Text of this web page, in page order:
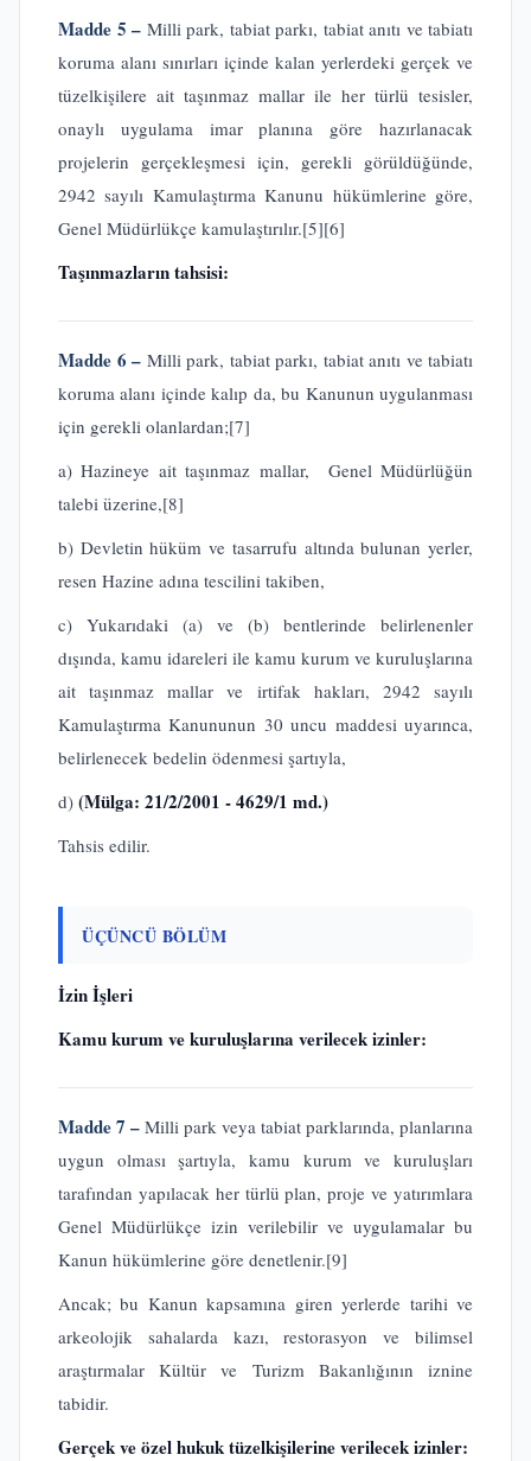
Madde 5 – Milli park, tabiat parkı, tabiat anıtı ve tabiatı
koruma alanı sınırları içinde kalan yerlerdeki gerçek ve
tüzelkişilere ait taşınmaz mallar ile her türlü tesisler,
onaylı uygulama imar planına göre hazırlanacak
projelerin gerçekleşmesi için, gerekli görüldüğünde,
2942 sayılı Kamulaştırma Kanunu hükümlerine göre,
Genel Müdürlükçe kamulaştırılır.[5][6]
Taşınmazların tahsisi:
Madde 6 – Milli park, tabiat parkı, tabiat anıtı ve tabiatı
koruma alanı içinde kalıp da, bu Kanunun uygulanması
için gerekli olanlardan;[7]
a) Hazineye ait taşınmaz mallar, Genel Müdürlüğün
talebi üzerine,[8]
b) Devletin hüküm ve tasarrufu altında bulunan yerler,
resen Hazine adına tescilini takiben,
c) Yukarıdaki (a) ve (b) bentlerinde belirlenenler
dışında, kamu idareleri ile kamu kurum ve kuruluşlarına
ait taşınmaz mallar ve irtifak hakları, 2942 sayılı
Kamulaştırma Kanununun 30 uncu maddesi uyarınca,
belirlenecek bedelin ödenmesi şartıyla,
d) (Mülga: 21/2/2001 - 4629/1 md.)
Tahsis edilir.
ÜÇÜNCÜ BÖLÜM
İzin İşleri
Kamu kurum ve kuruluşlarına verilecek izinler:
Madde 7 – Milli park veya tabiat parklarında, planlarına
uygun olması şartıyla, kamu kurum ve kuruluşları
tarafından yapılacak her türlü plan, proje ve yatırımlara
Genel Müdürlükçe izin verilebilir ve uygulamalar bu
Kanun hükümlerine göre denetlenir.[9]
Ancak; bu Kanun kapsamına giren yerlerde tarihi ve
arkeolojik sahalarda kazı, restorasyon ve bilimsel
araştırmalar Kültür ve Turizm Bakanlığının iznine
tabidir.
Gerçek ve özel hukuk tüzelkişilerine verilecek izinler: